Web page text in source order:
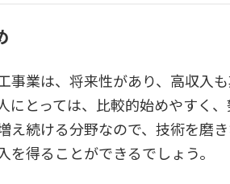
事業は、将来性があり、高収入
にとっては、比較的始めやすく
え続ける分野なので、技術を磨
を得ることができるでしょう。